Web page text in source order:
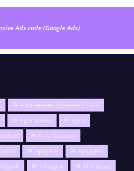
Ads code (Google Ads)
Advisement 26 January 2022
AgarMalwa
Agra
Aj ka Cartoon
Ajaigarh
Ajaygarh
Aligarh Alirajpur Allahbaad